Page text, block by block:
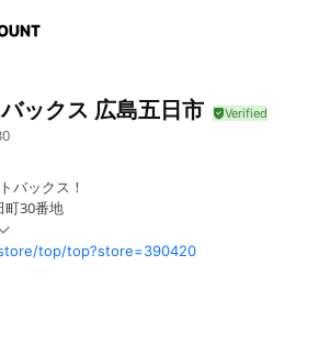
ックス 広島五日市
バックス！
町30番地
top/top?store=390420